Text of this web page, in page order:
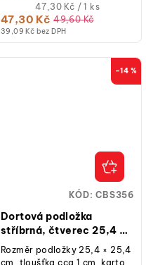
39,09 Kč bez DPH
47,30 Kč 49,60 Kč
Měrná
cena:
47,30 Kč / 1 ks
–14 %
Dortová podložka
stříbrná, čtverec 25,4 x
25,4 cm, výška 10 mm
Rozměr podložky 25,4 × 25,4
cm, tloušťka cca 1 cm, karton
KÓD:CBS356